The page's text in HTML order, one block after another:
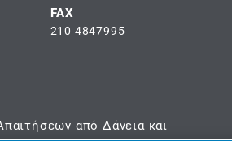
FAX
210 4847995
από Δάνεια και